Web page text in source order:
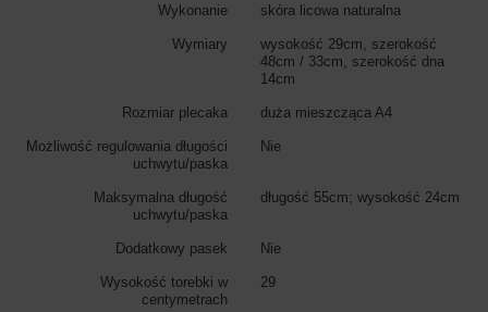
Wykonanie skóra licowa naturalna
Wymiary
wysokość 29cm, szerokość
48cm / 33cm, szerokość dna
14cm
Rozmiar plecaka duża mieszcząca A4
Możliwość regulowania długości
uchwytu/paska
Nie
Maksymalna długość
uchwytu/paska
długość 55cm; wysokość 24cm
Dodatkowy pasek Nie
Wysokość torebki w
centymetrach
29